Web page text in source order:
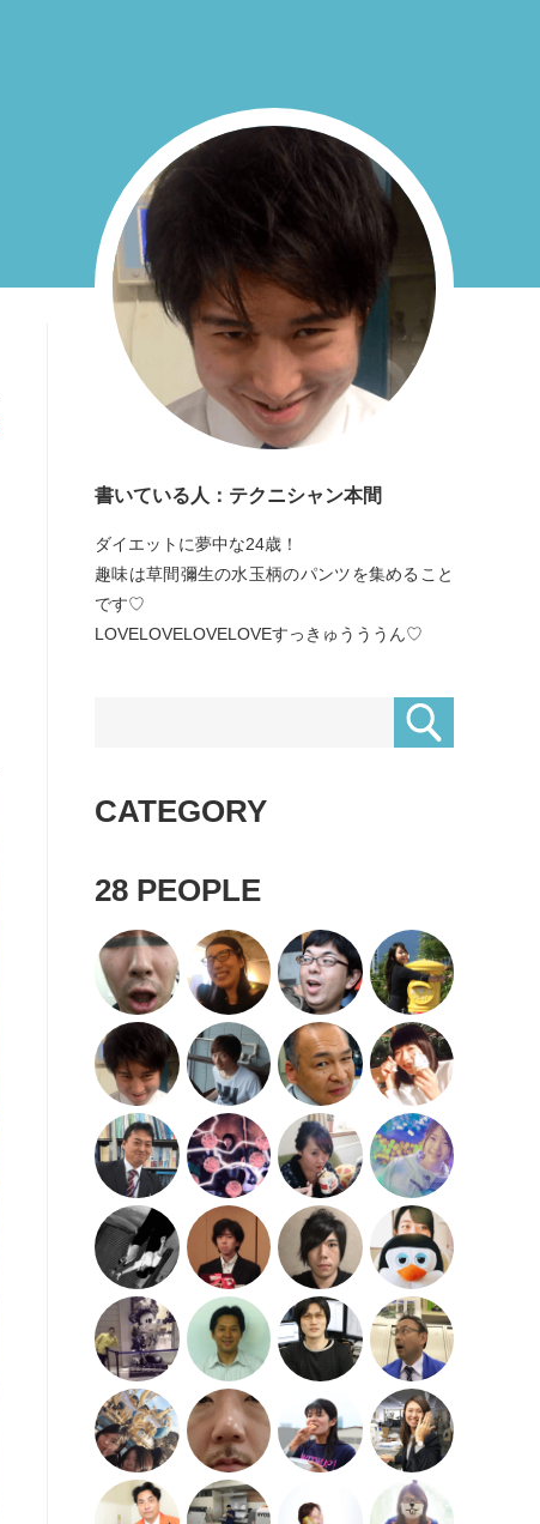
書いている人：テクニシャン本間
ダイエットに夢中な24歳！
趣味は草間彌生の水玉柄のパンツを集めること
です♡
LOVELOVELOVELOVEすっきゅうううん♡
CATEGORY
28 PEOPLE